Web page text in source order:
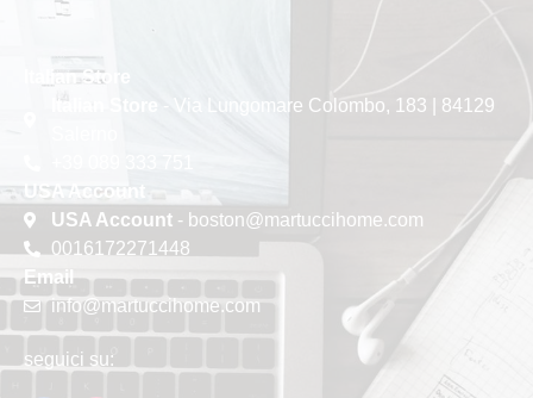
Italian Store
Italian Store
- Via Lungomare Colombo, 183 | 84129
USA Account
USA Account- boston@martuccihome.com
0016172271448
Email
info@martuccihome.com
seguici su: